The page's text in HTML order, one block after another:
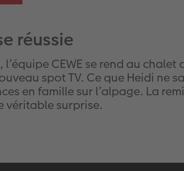
réussie
CEWE se rend au chalet
spot TV. Ce que Heidi ne
en famille sur l’alpage. La
véritable surprise.